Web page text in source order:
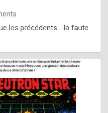
les précédents… la faute